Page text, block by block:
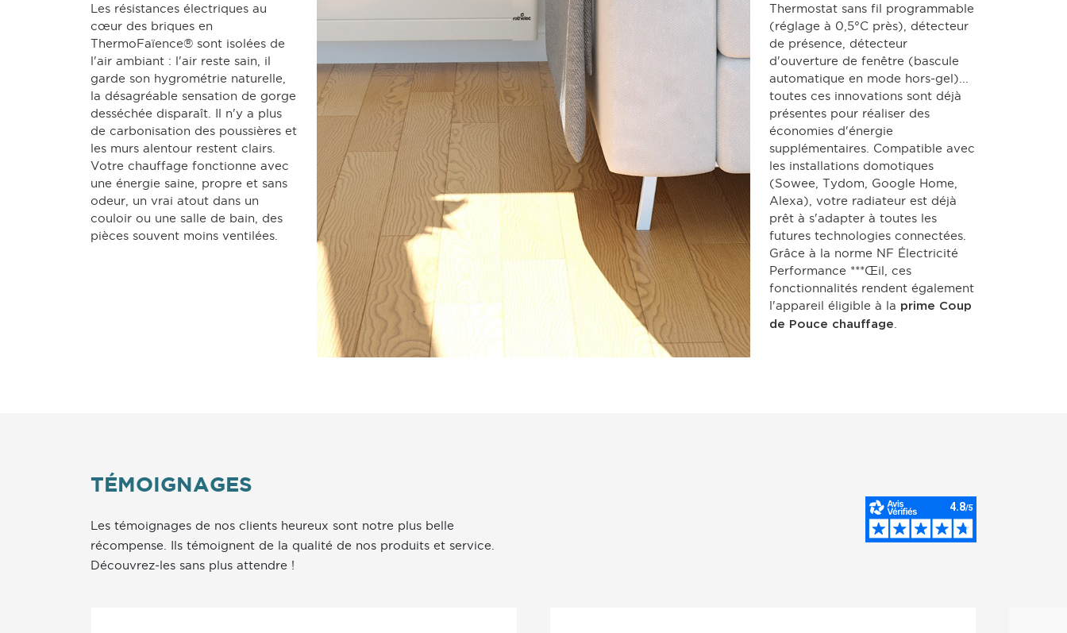
Les résistances électriques au
cœur des briques en
ThermoFaïence® sont isolées de
l'air ambiant : l'air reste sain, il
garde son hygrométrie naturelle,
la désagréable sensation de gorge
desséchée disparaît. Il n'y a plus
de carbonisation des poussières et
les murs alentour restent clairs.
Votre chauffage fonctionne avec
une énergie saine, propre et sans
odeur, un vrai atout dans un
couloir ou une salle de bain, des
pièces souvent moins ventilées.
Thermostat sans fil programmable
(réglage à 0,5°C près), détecteur
de présence, détecteur
d'ouverture de fenêtre (bascule
automatique en mode hors-gel)...
toutes ces innovations sont déjà
présentes pour réaliser des
économies d'énergie
supplémentaires. Compatible avec
les installations domotiques
(Sowee, Tydom, Google Home,
Alexa), votre radiateur est déjà
prêt à s'adapter à toutes les
futures technologies connectées.
Grâce à la norme NF Électricité
Performance ***Œil, ces
fonctionnalités rendent également
l'appareil éligible à la prime Coup
de Pouce chauffage
TÉMOIGNAGES
Les témoignages de nos clients heureux sont notre plus belle
récompense. Ils témoignent de la qualité de nos produits et service.
Découvrez-les sans plus attendre !